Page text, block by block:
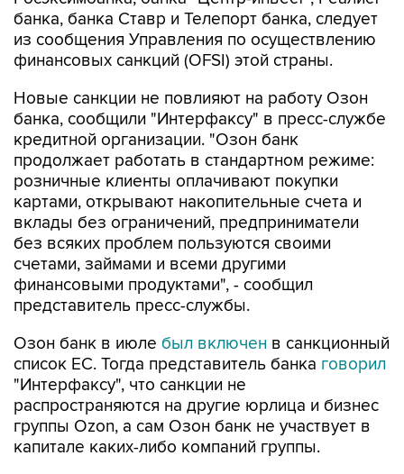
банка, банка Ставр и Телепорт банка, следует
из сообщения Управления по осуществлению
финансовых санкций (OFSI) этой страны.
Новые санкции не повлияют на работу Озон
банка, сообщили "Интерфаксу" в пресс-службе
кредитной организации. "Озон банк
продолжает работать в стандартном режиме:
розничные клиенты оплачивают покупки
картами, открывают накопительные счета и
вклады без ограничений, предприниматели
без всяких проблем пользуются своими
счетами, займами и всеми другими
финансовыми продуктами", - сообщил
представитель пресс-службы.
Озон банк в июле был включен в санкционный
список ЕС. Тогда представитель банка говорил
"Интерфаксу", что санкции не
распространяются на другие юрлица и бизнес
группы Ozon, а сам Озон банк не участвует в
капитале каких-либо компаний группы.